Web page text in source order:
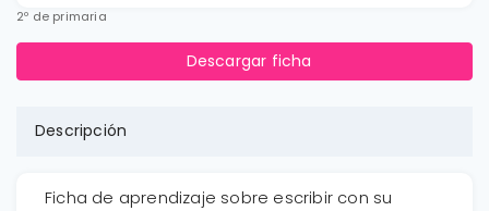
2º de primaria
Descargar ficha
Descripción
Ficha de aprendizaje sobre escribir con su